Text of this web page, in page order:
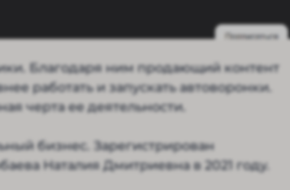
Благодаря ним продающий контент
работать и запускать автоворонки.
черта ее деятельности.
бизнес. Зарегистрирован
Наталия Дмитриевна в 2021 году.